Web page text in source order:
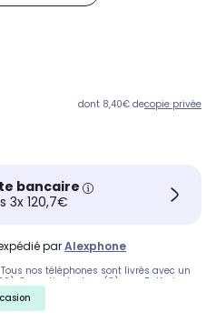
dont 8,40€ decopie privée
bancaire
3x 120,7€
parAlexphone
Tous nos téléphones sont livrés avec un
Garantie de deux (2) ans. Batterie
et achetez avec AlexPhone, le leader
final. Facture sans TVA déductible
Directive 2006/112/CE)